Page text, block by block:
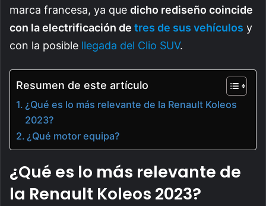
marca francesa, ya que dicho rediseño coincide
con la electrificación de tres de sus vehículos y
con la posible llegada del Clio SUV.
Resumen de este artículo
¿Qué es lo más relevante de la Renault Koleos
2023?
¿Qué motor equipa?
¿Qué es lo más relevante de
la Renault Koleos 2023?